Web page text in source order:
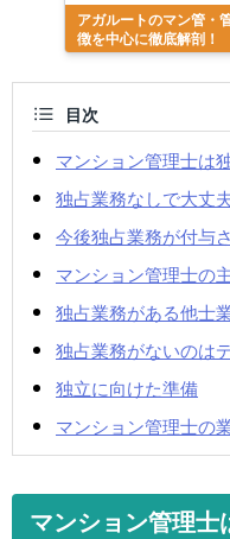
アガルートのマン管・
徴を中心に徹底解剖！
目次
マンション管理士は
独占業務なしで大丈
今後独占業務が付与
マンション管理士の
独占業務がある他士
独占業務がないのは
独立に向けた準備
マンション管理士の
マンション管理